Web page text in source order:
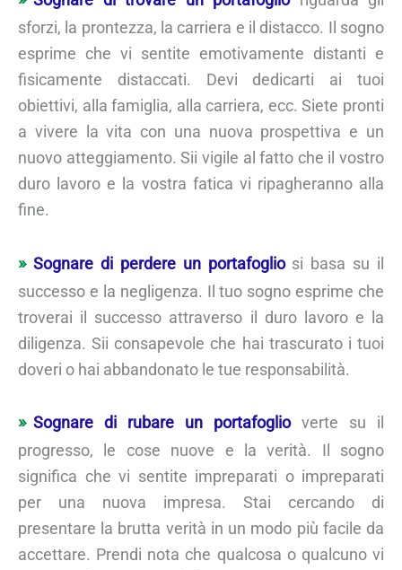
sforzi, la prontezza, la carriera e il distacco. Il sogno
esprime che vi sentite emotivamente distanti e
fisicamente distaccati. Devi dedicarti ai tuoi
obiettivi, alla famiglia, alla carriera, ecc. Siete pronti
a vivere la vita con una nuova prospettiva e un
nuovo atteggiamento. Sii vigile al fatto che il vostro
duro lavoro e la vostra fatica vi ripagheranno alla
fine.
Sognare di perdere un portafogliosi basa su il
successo e la negligenza. Il tuo sogno esprime che
troverai il successo attraverso il duro lavoro e la
diligenza. Sii consapevole che hai trascurato i tuoi
doveri o hai abbandonato le tue responsabilità.
Sognare di rubare un portafoglioverte su il
progresso, le cose nuove e la verità. Il sogno
significa che vi sentite impreparati o impreparati
per una nuova impresa. Stai cercando di
presentare la brutta verità in un modo più facile da
accettare. Prendi nota che qualcosa o qualcuno vi